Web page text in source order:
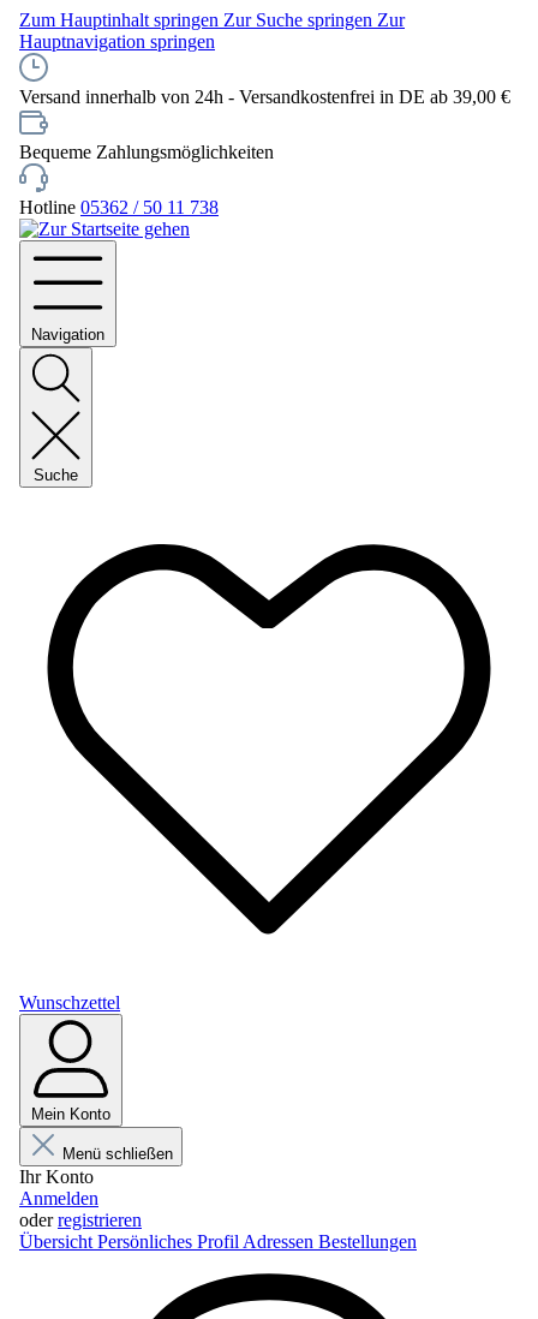
Zum Hauptinhalt springen Zur Suche springen Zur
Hauptnavigation springen
Versand innerhalb von 24h - Versandkostenfrei in DE ab 39,00 €
Bequeme Zahlungsmöglichkeiten
Hotline 05362 / 50 11 738
Navigation
Suche
Wunschzettel
Mein Konto
Menü schließen
Ihr Konto
Anmelden
oderregistrieren
Übersicht Persönliches Profil Adressen Bestellungen